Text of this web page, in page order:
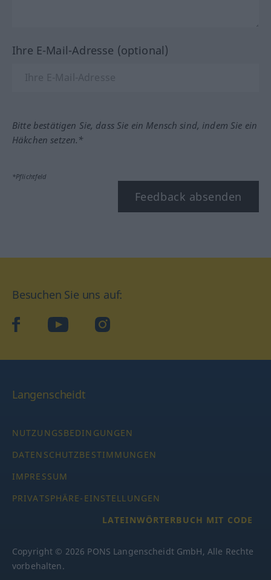
Ihre E-Mail-Adresse (optional)
Bitte bestätigen Sie, dass Sie ein Mensch sind, indem Sie ein
Häkchen setzen.*
*Pflichtfeld
Feedback absenden
Besuchen Sie uns auf:
facebookYouTube Instagram
Langenscheidt
NUTZUNGSBEDINGUNGEN
DATENSCHUTZBESTIMMUNGEN
IMPRESSUM
PRIVATSPHÄRE-EINSTELLUNGEN
LATEINWÖRTERBUCH MIT CODE
Copyright © 2026 PONS Langenscheidt GmbH, Alle Rechte
vorbehalten.